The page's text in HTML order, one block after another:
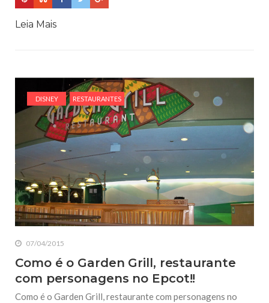
Leia Mais
DISNEY RESTAURANTES
07/04/2015
Como é o Garden Grill, restaurante
com personagens no Epcot!!
Como é o Garden Grill, restaurante com personagens no